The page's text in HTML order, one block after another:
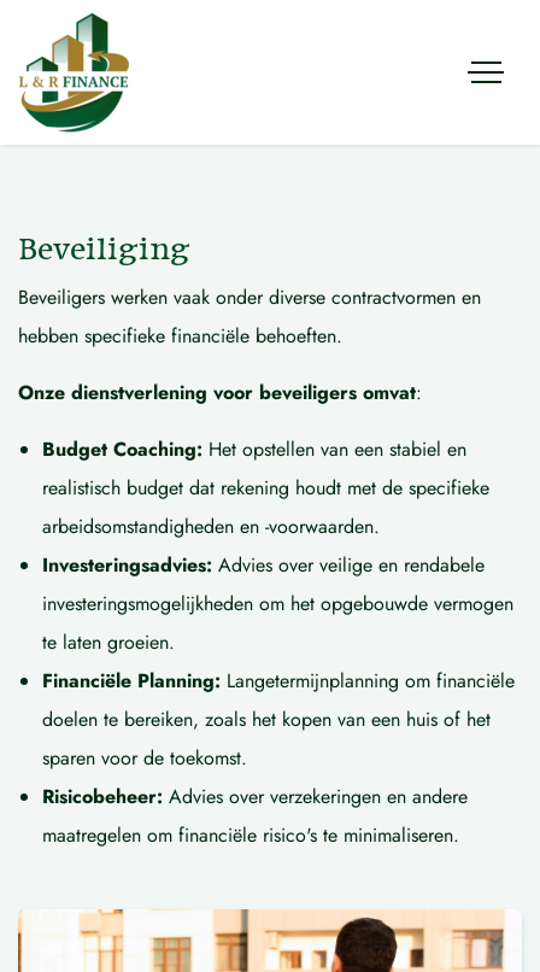
Beveiliging
Beveiligers werken vaak onder diverse contractvormen en
hebben specifieke financiële behoeften.
Onze dienstverlening voor beveiligers omvat:
Budget Coaching: Het opstellen van een stabiel en
realistisch budget dat rekening houdt met de specifieke
arbeidsomstandigheden en -voorwaarden.
Investeringsadvies: Advies over veilige en rendabele
investeringsmogelijkheden om het opgebouwde vermogen
te laten groeien.
Financiële Planning: Langetermijnplanning om financiële
doelen te bereiken, zoals het kopen van een huis of het
sparen voor de toekomst.
Risicobeheer: Advies over verzekeringen en andere
maatregelen om financiële risico's te minimaliseren.